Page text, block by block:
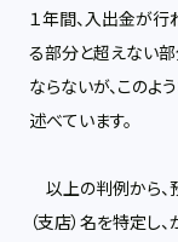
１年間、入出金が
る部分と超えない
ならないが、この
述べています。
以上の判例から、
（支店）名を特定し